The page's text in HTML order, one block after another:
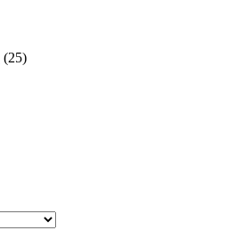
(25)